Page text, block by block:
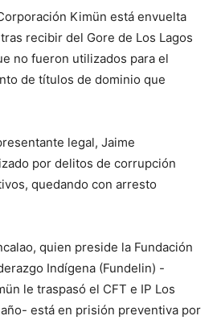
Kimün está envuelta
recibir del Gore de Los Lagos
no fueron utilizados para el
de títulos de dominio que
legal, Jaime
por delitos de corrupción
quedando con arresto
quien preside la Fundación
Indígena (Fundelin) -
le traspasó el CFT e IP Los
está en prisión preventiva por